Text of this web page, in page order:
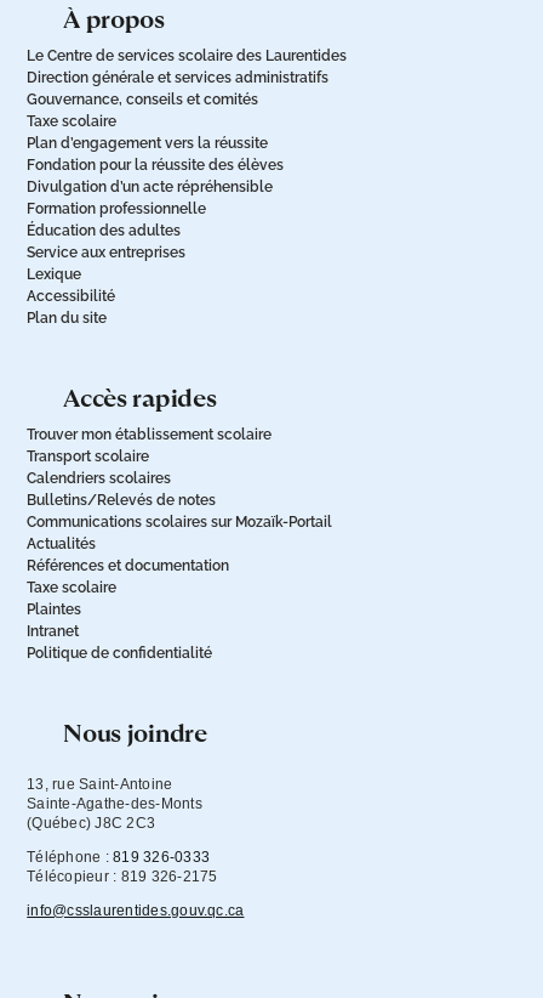
à propos
Le Centre de services scolaire des Laurentides
Direction générale et services administratifs
Gouvernance, conseils et comités
Taxe scolaire
Plan d’engagement vers la réussite
Fondation pour la réussite des élèves
Divulgation d’un acte répréhensible
Formation professionnelle
Éducation des adultes
Service aux entreprises
Lexique
Accessibilité
Plan du site
accès rapides
Trouver mon établissement scolaire
Transport scolaire
Calendriers scolaires
Bulletins/Relevés de notes
Communications scolaires sur Mozaïk-Portail
Actualités
Références et documentation
Taxe scolaire
Plaintes
Intranet
Politique de confidentialité
nous joindre
13, rue Saint-Antoine
Sainte-Agathe-des-Monts
(Québec) J8C 2C3
Téléphone :819 326-0333
Télécopieur : 819 326-2175
info@csslaurentides.gouv.qc.ca